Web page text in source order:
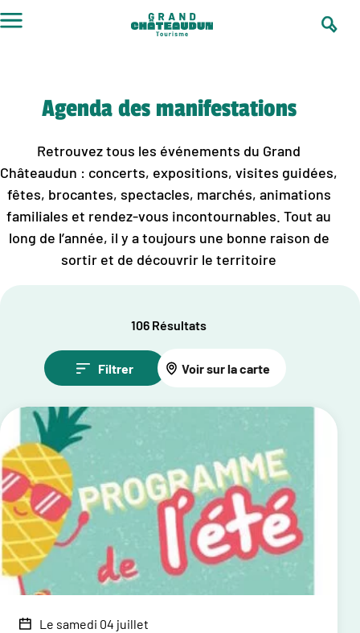
au
Agenda des manifestations
Retrouvez tous les événements du Grand
Châteaudun : concerts, expositions, visites guidées,
fêtes, brocantes, spectacles, marchés, animations
familiales et rendez-vous incontournables. Tout au
long de l’année, il y a toujours une bonne raison de
sortir et de découvrir le territoire
106 Résultats
Filtrer Voir sur la carte
Le samedi 04 juillet